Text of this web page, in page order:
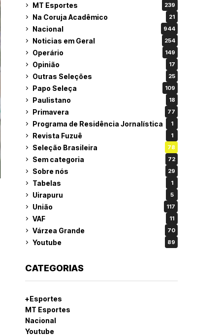
MT Esportes 239
Na Coruja Acadêmico 21
Nacional 944
Noticias em Geral 254
Operário 149
Opinião 17
Outras Seleções 25
Papo Seleça 109
Paulistano 18
Primavera 77
Programa de Residência Jornalística 1
Revista Fuzuê 1
Seleção Brasileira 78
Sem categoria 72
Sobre nós 29
Tabelas 1
Uirapuru 5
União 117
VAF 11
Várzea Grande 70
Youtube 89
CATEGORIAS
+Esportes
MT Esportes
Nacional
Youtube